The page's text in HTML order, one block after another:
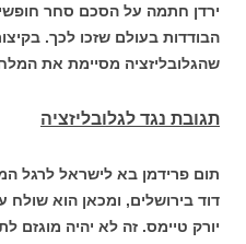
ירדן חתמה על הסכם סחר
הבודדות בעולם שזכו לכך.
שהגלובליזציה מסיימת את
תגובת נגד לגלובליזציה
תום פרידמן בא לישראל לרגל
דוד בירושלים, ומכאן הוא שולח
יורק טיימס. זה לא יהיה מוגזם